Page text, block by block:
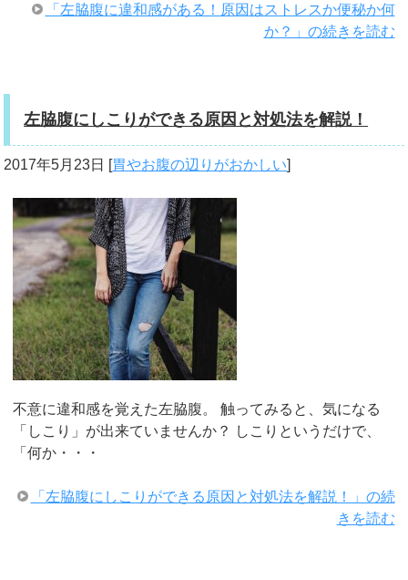
「左脇腹に違和感がある！原因はストレスか便秘か何
か？」の続きを読む
左脇腹にしこりができる原因と対処法を解説！
2017年5月23日 [胃やお腹の辺りがおかしい]
不意に違和感を覚えた左脇腹。 触ってみると、気になる
「しこり」が出来ていませんか？ しこりというだけで、
「何か・・・
「左脇腹にしこりができる原因と対処法を解説！」の続
きを読む